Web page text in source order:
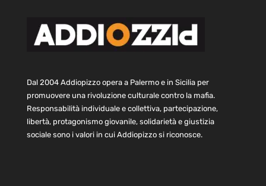
Dal 2004 Addiopizzo opera a Palermo e in Sicilia per
promuovere una rivoluzione culturale contro la mafia.
Responsabilità individuale e collettiva, partecipazione,
libertà, protagonismo giovanile, solidarietà e giustizia
sociale sono i valori in cui Addiopizzo si riconosce.